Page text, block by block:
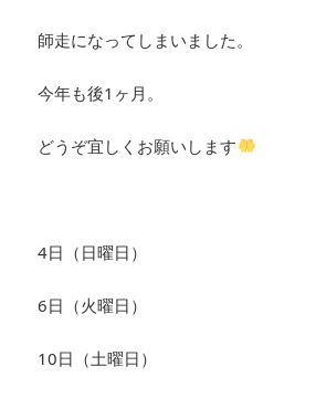
師走になってしまいました。
今年も後1ヶ月。
どうぞ宜しくお願いします
4日（日曜日）
6日（火曜日）
10日（土曜日）